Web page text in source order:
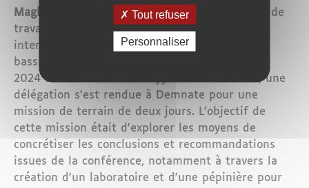
Maglor - Demnate, Maroc – Suite à deux jours de
travaux préparatoires lors de la conférence
internationale sur la diversité végétale dans le
bassin méditerranéen, tenue les 25 et 26 avril
2024 à l'Université Cadi Ayyad de Marrakech, une
délégation s'est rendue à Demnate pour une
mission de terrain de deux jours. L'objectif de
cette mission était d'explorer les moyens de
concrétiser les conclusions et recommandations
issues de la conférence, notamment à travers la
création d'un laboratoire et d'une pépinière pour
Tout refuser
Personnaliser